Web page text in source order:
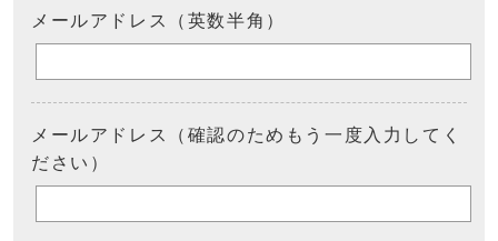
メールアドレス（英数半角）
メールアドレス（確認のためもう一度入力してく
ださい）